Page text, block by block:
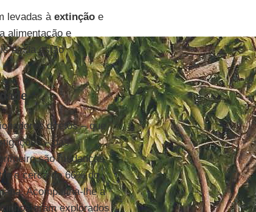
levadas à extinçãoe
alimentação e
ainda estão
diretos – que
– das
são mudanças
e cerca de 66% do
Acompanha-lhe a
eram explorados